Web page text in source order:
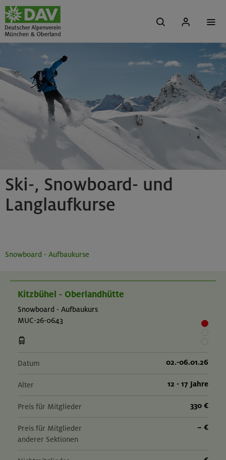
Ski-, Snowboard- und
Langlaufkurse
Snowboard - Aufbaukurse
Kitzbühel - Oberlandhütte
Snowboard - Aufbaukurs
MUC-26-0643
Datum 02.-06.01.26
Alter 12 - 17 Jahre
Preis für Mitglieder 330 €
Preis für Mitglieder
anderer Sektionen
– €